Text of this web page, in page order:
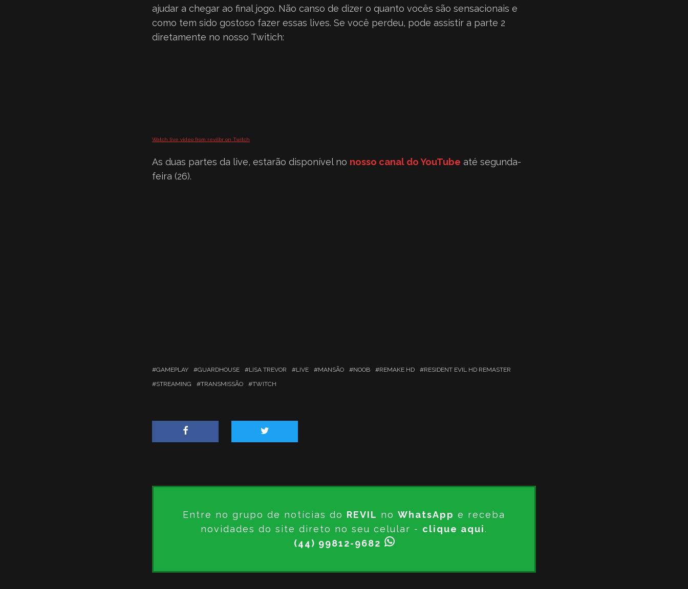
ajudar a chegar ao final jogo. Não canso de dizer o quanto vocês são sensacionais e
como tem sido gostoso fazer essas lives. Se você perdeu, pode assistir a parte 2
diretamente no nosso Twitich:
Watch live video from revilbr on Twitch
As duas partes da live, estarão disponível no nosso canal do YouTube até segunda-
feira (26).
GAMEPLAY GUARDHOUSE LISA TREVOR LIVE MANSÃO NOOB REMAKE HD
RESIDENT EVIL HD REMASTER
STREAMING
TRANSMISSÃO TWITCH
Entre no grupo de notícias do REVIL no WhatsApp e receba
novidades do site direto no seu celular - clique aqui.
(44) 99812-9682